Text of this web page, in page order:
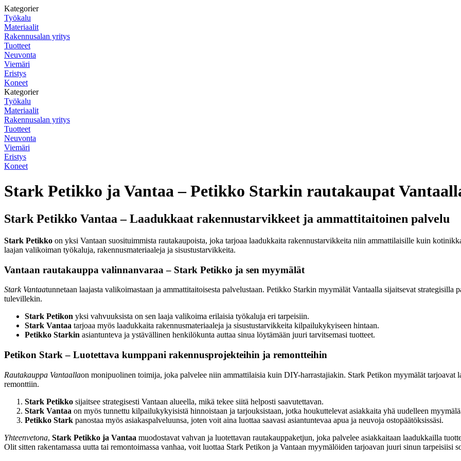
Kategorier
Työkalu
Materiaalit
Rakennusalan yritys
Tuotteet
Neuvonta
Viemäri
Eristys
Koneet
Kategorier
Työkalu
Materiaalit
Rakennusalan yritys
Tuotteet
Neuvonta
Viemäri
Eristys
Koneet
Stark Petikko ja Vantaa – Petikko Starkin rautakaupat
Stark Petikko Vantaa – Laadukkaat rakennustarvikkeet ja ammattitaitoinen palvelu
Stark Petikko on yksi Vantaan suosituimmista rautakaupoista, joka tarjoaa laadukkaita rakennustarvikkeita niin ammattilaisille kuin
laajan valikoiman työkaluja, rakennusmateriaaleja ja sisustustarvikkeita.
Vantaan rautakauppa valinnanvaraa – Stark Petikko ja sen myymälät
Stark Vantaatunnetaan laajasta valikoimastaan ja ammattitaitoisesta palvelustaan. Petikko Starkin myymälät Vantaalla sijaitsevat
tulevillekin.
Stark Petikon yksi vahvuuksista on sen laaja valikoima erilaisia työkaluja eri tarpeisiin.
Stark Vantaa tarjoaa myös laadukkaita rakennusmateriaaleja ja sisustustarvikkeita kilpailukykyiseen hintaan.
Petikko Starkin asiantunteva ja ystävällinen henkilökunta auttaa sinua löytämään juuri tarvitsemasi tuotteet.
Petikon Stark – Luotettava kumppani rakennusprojekteihin ja remontteihin
Rautakauppa Vantaallaon monipuolinen toimija, joka palvelee niin ammattilaisia kuin DIY-harrastajiakin. Stark Petikon myymälät tarjoavat
remonttiin.
Stark Petikko sijaitsee strategisesti Vantaan alueella, mikä tekee siitä helposti saavutettavan.
Stark Vantaa on myös tunnettu kilpailukykyisistä hinnoistaan ja tarjouksistaan, jotka houkuttelevat asiakkaita yhä uudelleen
Petikko Stark panostaa myös asiakaspalveluunsa, joten voit aina luottaa saavasi asiantuntevaa apua ja neuvoja ostopäätöksissäsi.
Yhteenvetona, Stark Petikko ja Vantaa muodostavat vahvan ja luotettavan rautakauppaketjun, joka palvelee asiakkaitaan laadukkailla
Olit sitten rakentamassa uutta tai remontoimassa vanhaa, voit luottaa Stark Petikon ja Vantaan myymälöiden tarjoavan juuri sinun tarpeisiisi